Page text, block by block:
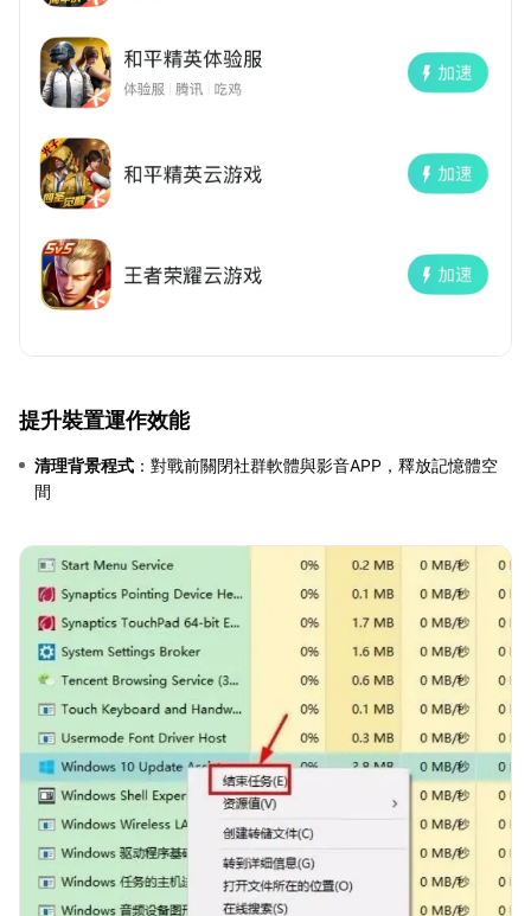
提升裝置運作效能
清理背景程式 ：對戰前關閉社群軟體與影音APP，釋放記憶體空
間